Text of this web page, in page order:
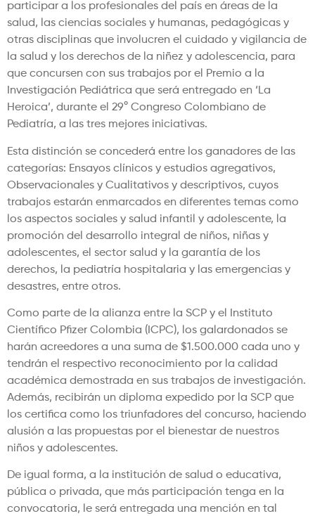
participar a los profesionales del país en áreas de la
salud, las ciencias sociales y humanas, pedagógicas y
otras disciplinas que involucren el cuidado y vigilancia de
la salud y los derechos de la niñez y adolescencia, para
que concursen con sus trabajos por el Premio a la
Investigación Pediátrica que será entregado en ‘La
Heroica’, durante el 29° Congreso Colombiano de
Pediatría, a las tres mejores iniciativas.
Esta distinción se concederá entre los ganadores de las
categorías: Ensayos clínicos y estudios agregativos,
Observacionales y Cualitativos y descriptivos, cuyos
trabajos estarán enmarcados en diferentes temas como
los aspectos sociales y salud infantil y adolescente, la
promoción del desarrollo integral de niños, niñas y
adolescentes, el sector salud y la garantía de los
derechos, la pediatría hospitalaria y las emergencias y
desastres, entre otros.
Como parte de la alianza entre la SCP y el Instituto
Científico Pfizer Colombia (ICPC), los galardonados se
harán acreedores a una suma de $1.500.000 cada uno y
tendrán el respectivo reconocimiento por la calidad
académica demostrada en sus trabajos de investigación.
Además, recibirán un diploma expedido por la SCP que
los certifica como los triunfadores del concurso, haciendo
alusión a las propuestas por el bienestar de nuestros
niños y adolescentes.
De igual forma, a la institución de salud o educativa,
pública o privada, que más participación tenga en la
convocatoria, le será entregada una mención en tal